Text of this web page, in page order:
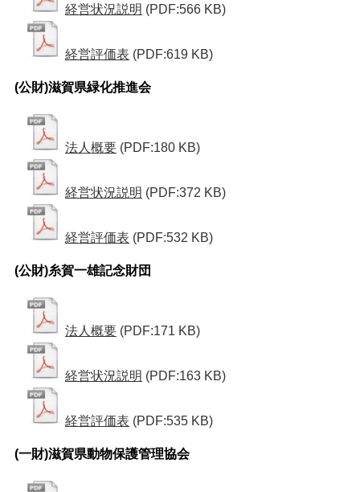
経営状況説明 (PDF:566 KB)
経営評価表 (PDF:619 KB)
(公財)滋賀県緑化推進会
法人概要 (PDF:180 KB)
経営状況説明 (PDF:372 KB)
経営評価表 (PDF:532 KB)
(公財)糸賀一雄記念財団
法人概要 (PDF:171 KB)
経営状況説明 (PDF:163 KB)
経営評価表 (PDF:535 KB)
(一財)滋賀県動物保護管理協会